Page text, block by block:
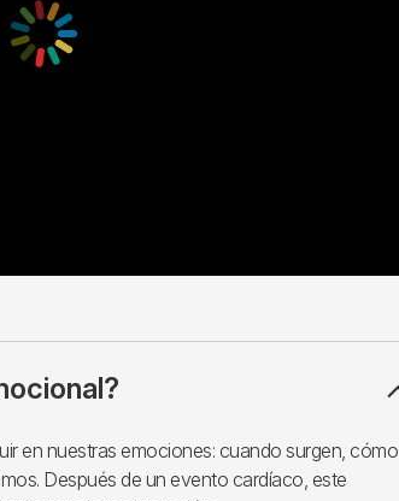
en nuestras emociones: cuando surgen, cómo
Después de un evento cardíaco, este